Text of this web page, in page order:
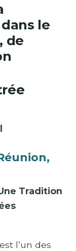
le
de
Tradition
l’un des